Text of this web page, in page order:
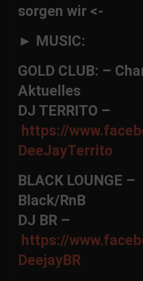
sorgen wir <-
► MUSIC:
GOLD CLUB: –
Aktuelles
DJ TERRITO –
https://
DeeJayTerrito
BLACK LOUNGE –
Black/RnB
DJ BR –
https://
DeejayBR